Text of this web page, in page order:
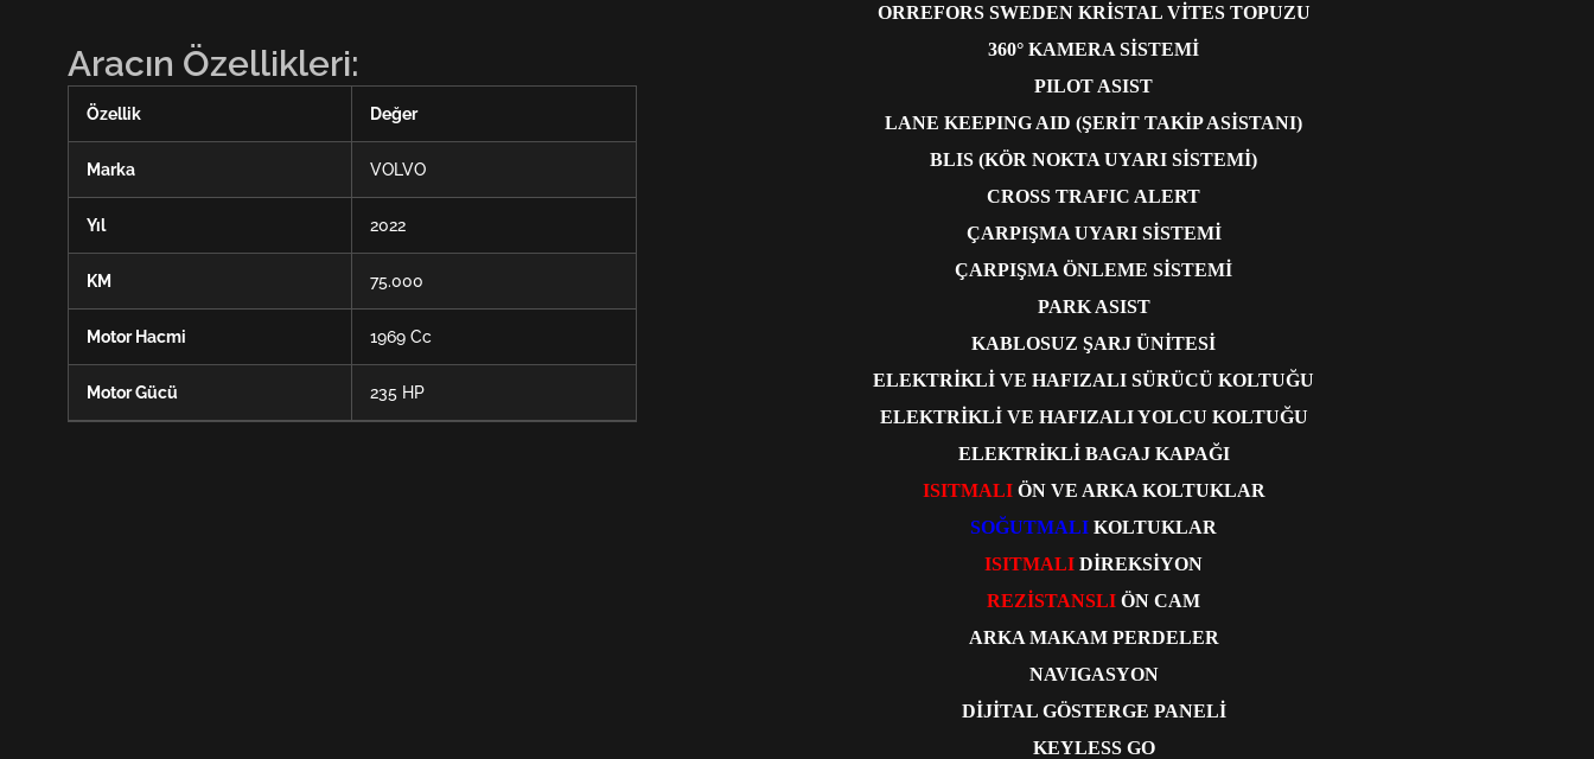
Aracın Özellikleri:
Özellik Değer
Marka VOLVO
Yıl 2022
KM 75.000
Motor Hacmi 1969 Cc
Motor Gücü 235 HP
ORREFORS SWEDEN KRİSTAL VİTES TOPUZU
360° KAMERA SİSTEMİ
PILOT ASIST
LANE KEEPING AID (ŞERİT TAKİP ASİSTANI)
BLIS (KÖR NOKTA UYARI SİSTEMİ)
CROSS TRAFIC ALERT
ÇARPIŞMA UYARI SİSTEMİ
ÇARPIŞMA ÖNLEME SİSTEMİ
PARK ASIST
KABLOSUZ ŞARJ ÜNİTESİ
ELEKTRİKLİ VE HAFIZALI SÜRÜCÜ KOLTUĞU
ELEKTRİKLİ VE HAFIZALI YOLCU KOLTUĞU
ELEKTRİKLİ BAGAJ KAPAĞI
ISITMALI ÖN VE ARKA KOLTUKLAR
SOĞUTMALI KOLTUKLAR
ISITMALI DİREKSİYON
REZİSTANSLI ÖN CAM
ARKA MAKAM PERDELER
NAVIGASYON
DİJİTAL GÖSTERGE PANELİ
KEYLESS GO